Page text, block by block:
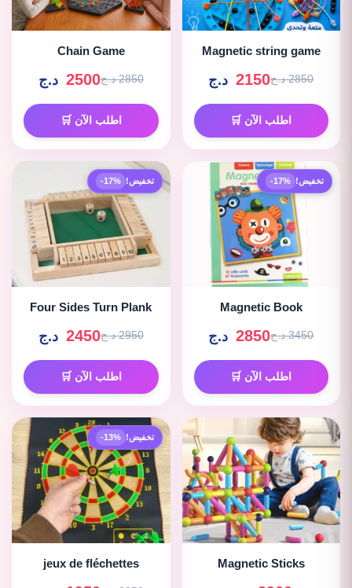
Magnetic string game
2850 د.ج 2150 د.ج
اطلب الآن 🛒
Chain Game
2850 د.ج 2500 د.ج
اطلب الآن 🛒
تخفيض! -17%
Magnetic Book
3450 د.ج 2850 د.ج
اطلب الآن 🛒
تخفيض! -17%
Four Sides Turn Plank
2950 د.ج 2450 د.ج
اطلب الآن 🛒
Magnetic Sticks
تخفيض! -13%
jeux de fléchettes